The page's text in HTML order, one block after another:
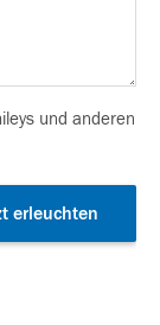
und anderen
erleuchten